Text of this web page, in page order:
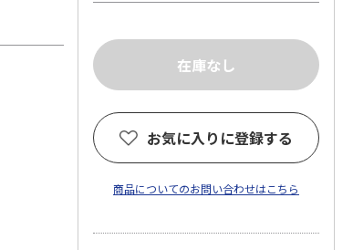
お気に入りに登録する
商品についてのお問い合わせはこちら